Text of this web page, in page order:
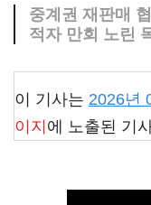
중계권 재판매
적자 만회 노린
이 기사는 2026년
이지 에 노출된 기